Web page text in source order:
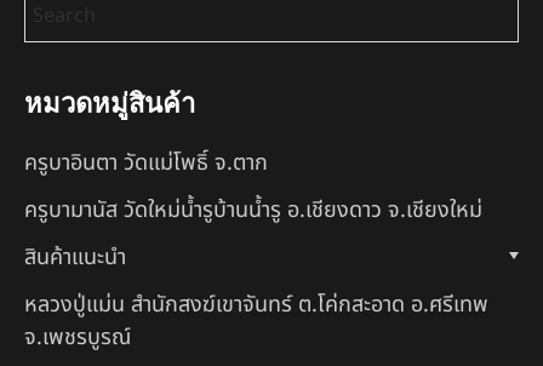
หมวดหมู่สินค้า
ครูบาอินตา วัดแม่โพธิ์ จ.ตาก
ครูบามานัส วัดใหม่น้ำรูบ้านน้ำรู อ.เชียงดาว จ.เชียงใหม่
สินค้าแนะนำ
หลวงปู่แม่น สำนักสงฆ์เขาจันทร์ ต.โค่กสะอาด อ.ศรีเทพ
จ.เพชรบูรณ์